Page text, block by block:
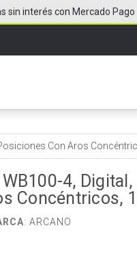
sin interés con Mercado Pago
Con Aros
4, Digital,
Concéntricos,
: ARCANO